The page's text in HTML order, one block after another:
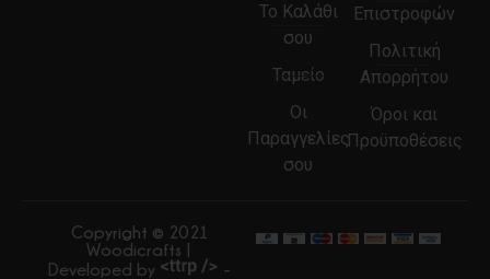
Το Καλάθι
σου
Ταμείο
Οι
Παραγγελίες
σου
Επιστροφών
Πολιτική
Απορρήτου
Όροι και
Προϋποθέσεις
Copyright © 2021
Woodicrafts |
Developed by
-